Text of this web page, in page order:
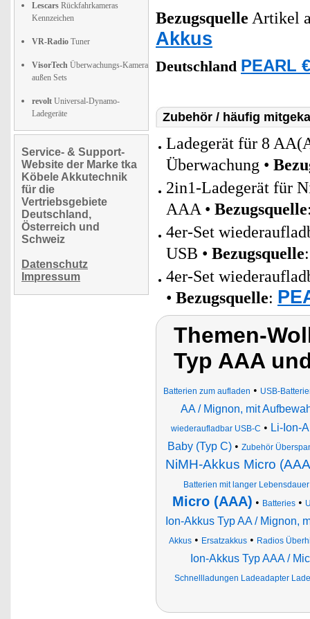
Lescars Rückfahrkameras
Kennzeichen
VR-Radio Tuner
VisorTech Überwachungs-Kamera
außen Sets
revolt Universal-Dynamo-
Ladegeräte
Service- & Support-
Website der Marke tka
Köbele Akkutechnik
für die
Vertriebsgebiete
Deutschland,
Österreich und
Schweiz
Datenschutz
Impressum
Bezugsquelle Artikel
Akkus
Deutschland PEARL
Zubehör / häufig
Ladegerät für 8
Überwachung •
2in1-Ladegerät für
AAA • Bezugsquelle
4er-Set
USB • Bezugsquelle
4er-Set
• Bezugsquelle:
Themen-
Typ AAA
Batterien zum aufladen • USB-
AA / Mignon, mit
wiederaufladbar USB-C • Li-Ion-
Baby (Typ C) • Zubehör
NiMH-Akkus Micro
Batterien mit langer Lebensdauer
Micro (AAA) • Batteries•
Ion-Akkus Typ AA / Mignon,
Akkus• Ersatzakkus• Radios
Ion-Akkus Typ AAA /
Schnellladungen Ladeadapter